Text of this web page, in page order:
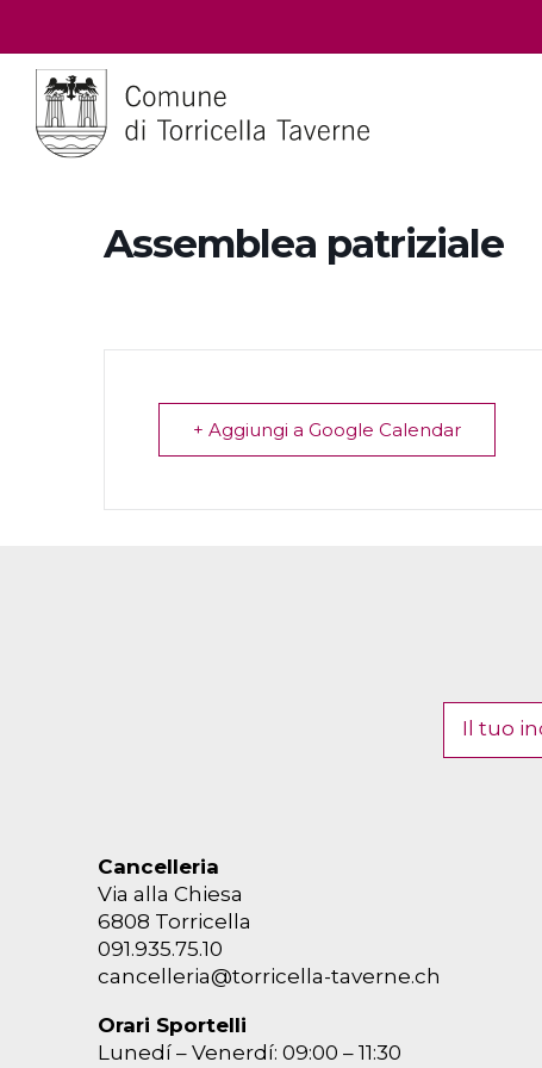
Assemblea patriziale
+ Aggiungi a Google Calendar
Cancelleria
Via alla Chiesa
6808 Torricella
091.935.75.10
cancelleria@torricella-taverne.ch
Orari Sportelli
Lunedí – Venerdí: 09:00 – 11:30